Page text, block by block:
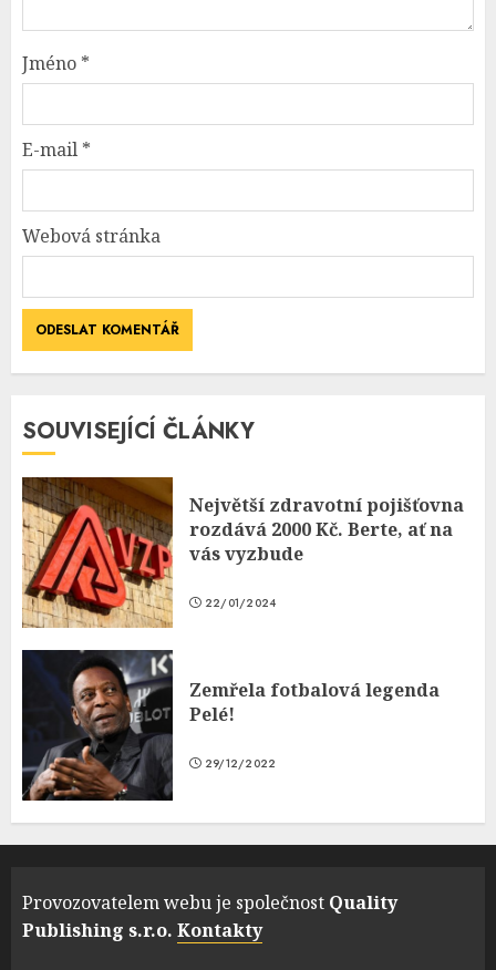
Jméno *
E-mail *
Webová stránka
SOUVISEJÍCÍ ČLÁNKY
Největší zdravotní pojišťovna
rozdává 2000 Kč. Berte, ať na
vás vyzbude
22/01/2024
Zemřela fotbalová legenda
Pelé!
29/12/2022
Provozovatelem webu je společnost Quality
Publishing s.r.o. Kontakty